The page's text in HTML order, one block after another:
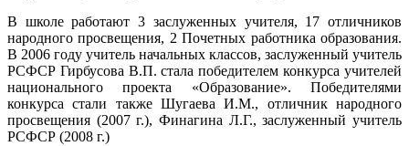
В школе работают 3 заслуженных учителя, 17 отличников
народного просвещения, 2 Почетных работника образования.
В 2006 году учитель начальных классов, заслуженный учитель
РСФСР Гирбусова В.П. стала победителем конкурса учителей
национального проекта «Образование». Победителями
конкурса стали также Шугаева И.М., отличник народного
просвещения (2007 г.), Финагина Л.Г., заслуженный учитель
РСФСР (2008 г.)